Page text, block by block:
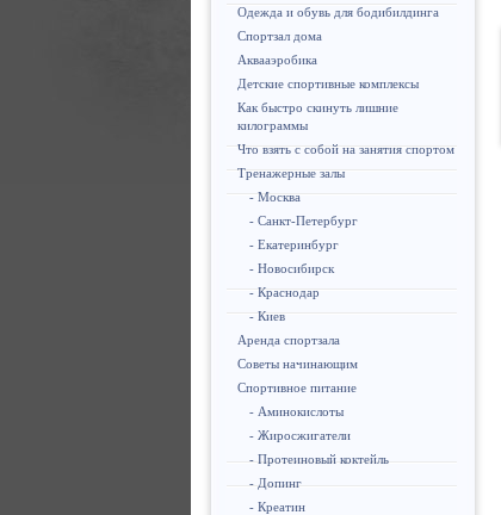
Одежда и обувь для бодибилдинга
Спортзал дома
Аквааэробика
Детские спортивные комплексы
Как быстро скинуть лишние
килограммы
Что взять с собой на занятия спортом
Тренажерные залы
- Москва
- Санкт-Петербург
- Екатеринбург
- Новосибирск
- Краснодар
- Киев
Аренда спортзала
Советы начинающим
Спортивное питание
- Аминокислоты
- Жиросжигатели
- Протеиновый коктейль
- Допинг
- Креатин